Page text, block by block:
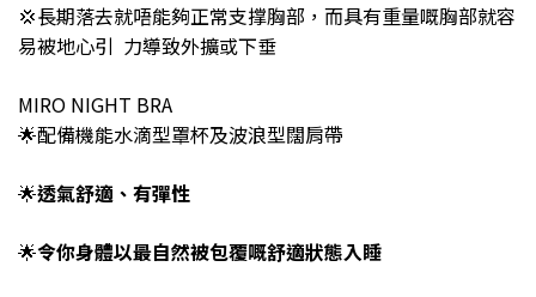
💢長期落去就唔能夠正常支撑胸部，而具有重量嘅胸部就容
易被地心引 力導致外擴或下垂
MIRO NIGHT BRA
🌟配備機能水滴型罩杯及波浪型闊肩帶
🌟透氣舒適、有彈性
🌟令你身體以最自然被包覆嘅舒適狀態入睡